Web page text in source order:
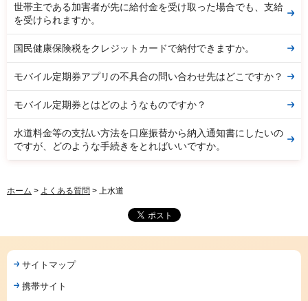
世帯主である加害者が先に給付金を受け取った場合でも、支給
を受けられますか。
国民健康保険税をクレジットカードで納付できますか。
モバイル定期券アプリの不具合の問い合わせ先はどこですか？
モバイル定期券とはどのようなものですか？
水道料金等の支払い方法を口座振替から納入通知書にしたいの
ですが、どのような手続きをとればいいですか。
ホーム > よくある質問 > 上水道
サイトマップ
携帯サイト